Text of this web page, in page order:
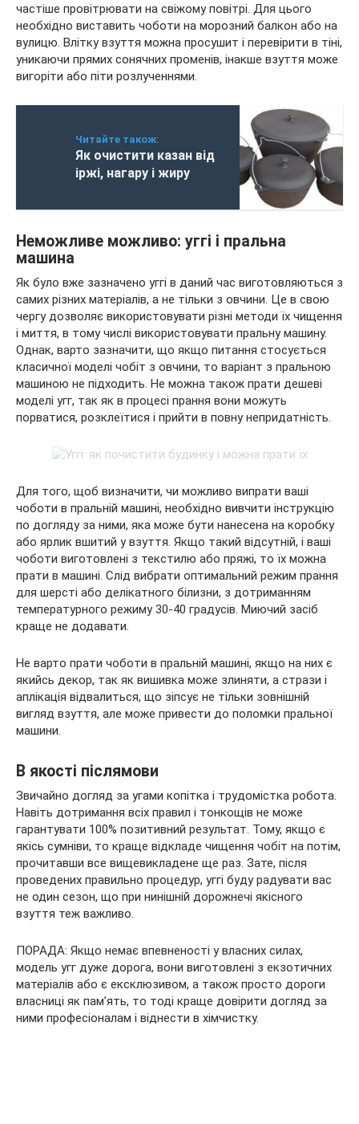
частіше провітрювати на свіжому повітрі. Для цього
необхідно виставить чоботи на морозний балкон або на
вулицю. Влітку взуття можна просушит і перевірити в тіні,
уникаючи прямих сонячних променів, інакше взуття може
вигоріти або піти розлученнями.
Читайте також:
Як очистити казан від
іржі, нагару і жиру
Неможливе можливо: уггі і пральна
машина
Як було вже зазначено уггі в даний час виготовляються з
самих різних матеріалів, а не тільки з овчини. Це в свою
чергу дозволяє використовувати різні методи їх чищення
і миття, в тому числі використовувати пральну машину.
Однак, варто зазначити, що якщо питання стосується
класичної моделі чобіт з овчини, то варіант з пральною
машиною не підходить. Не можна також прати дешеві
моделі угг, так як в процесі прання вони можуть
порватися, розклеїтися і прийти в повну непридатність.
Для того, щоб визначити, чи можливо випрати ваші
чоботи в пральній машині, необхідно вивчити інструкцію
по догляду за ними, яка може бути нанесена на коробку
або ярлик вшитий у взуття. Якщо такий відсутній, і ваші
чоботи виготовлені з текстилю або пряжі, то їх можна
прати в машині. Слід вибрати оптимальний режим прання
для шерсті або делікатного білизни, з дотриманням
температурного режиму 30-40 градусів. Миючий засіб
краще не додавати.
Не варто прати чоботи в пральній машині, якщо на них є
якийсь декор, так як вишивка може злиняти, а стрази і
аплікація відвалиться, що зіпсує не тільки зовнішній
вигляд взуття, але може привести до поломки пральної
машини.
В якості післямови
Звичайно догляд за угами копітка і трудомістка робота.
Навіть дотримання всіх правил і тонкощів не може
гарантувати 100% позитивний результат. Тому, якщо є
якісь сумніви, то краще відкладе чищення чобіт на потім,
прочитавши все вищевикладене ще раз. Зате, після
проведених правильно процедур, уггі буду радувати вас
не один сезон, що при нинішній дорожнечі якісного
взуття теж важливо.
ПОРАДА: Якщо немає впевненості у власних силах,
модель угг дуже дорога, вони виготовлені з екзотичних
матеріалів або є ексклюзивом, а також просто дороги
власниці як пам’ять, то тоді краще довірити догляд за
ними професіоналам і віднести в хімчистку.